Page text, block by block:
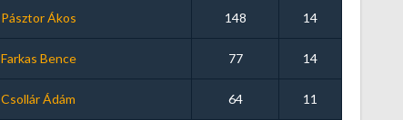
Pásztor Ákos 148 14
Farkas Bence 77 14
Csollár Ádám 64 11